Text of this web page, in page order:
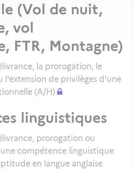
(Vol de nuit,
vol
FTR, Montagne)
la prorogation, le
l'extension de privilèges d'une
(A/H)
linguistiques
prorogation ou
compétence linguistique
en langue anglaise